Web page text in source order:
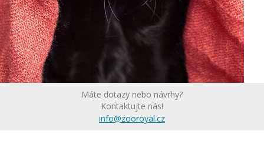
Máte dotazy nebo návrhy?
Kontaktujte nás!
info@zooroyal.cz